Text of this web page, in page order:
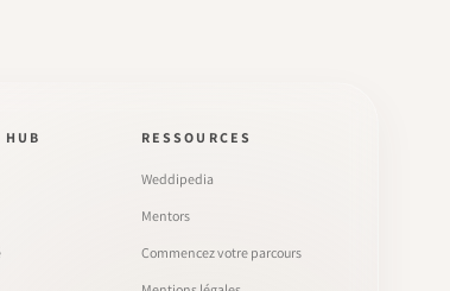
RESSOURCES
Weddipedia
Mentors
Commencez votre parcours